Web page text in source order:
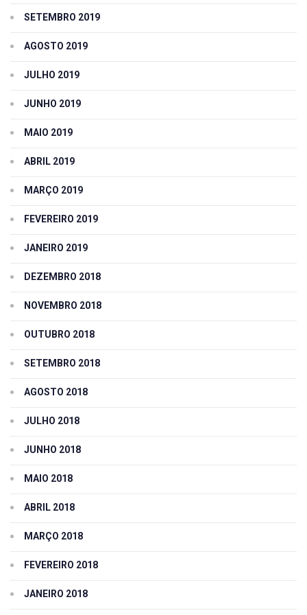
SETEMBRO 2019
AGOSTO 2019
JULHO 2019
JUNHO 2019
MAIO 2019
ABRIL 2019
MARÇO 2019
FEVEREIRO 2019
JANEIRO 2019
DEZEMBRO 2018
NOVEMBRO 2018
OUTUBRO 2018
SETEMBRO 2018
AGOSTO 2018
JULHO 2018
JUNHO 2018
MAIO 2018
ABRIL 2018
MARÇO 2018
FEVEREIRO 2018
JANEIRO 2018